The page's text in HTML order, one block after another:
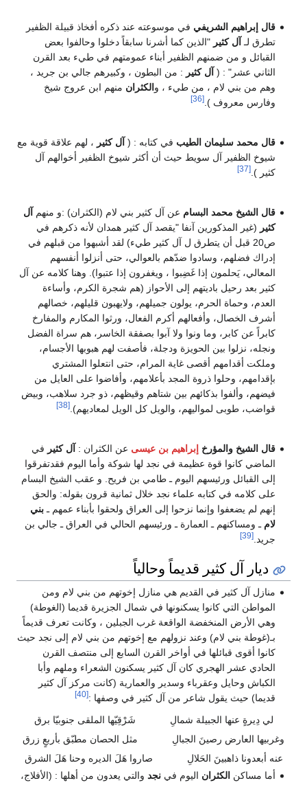
قال إبراهيم الشريفي في موسوعته عند ذكره أفخاذ قبيلة الظفير
تطرق لـ آل كثير "الذين كما أشرنا سابقاً دخلوا وحالفوا بعض
القبائل و من ضمنهم الظفير أبناء عمومتهم في طيء بعد القرن
الثاني عشر" : ( آل كثير : من البطون ، وكبيرهم جالي بن جريد ،
وهم من بني لام ، من طيء ، و الكثران منهم ابن عروج شيخ
وفارس معروف ).[36]
قال محمد سليمان الطيب في كتابه : ( آل كثير ، لهم علاقة قوية مع
شيوخ الظفير آل سويط حيث أن أكثر شيوخ الظفير أخوالهم آل
كثير ).[37]
قال الشيخ محمد البسام عن آل كثير بني لام (الكثران) :و منهم
آل
كثير (غير المذكورين آنفا "يقصد آل كثير همدان لأنه ذكرهم في
ص20 قبل أن يتطرق ل آل كثير طيء) لقد أشبهوا من قبلهم في
إدراك فضلهم، وسادوا ضدّهم بالعوالي، حتى أنزلوا أنفسهم
المعالي، يَحلمون إذا غَضِبوا ، ويغفرون إذا عتبوا). وهنا كلامه عن آل
كثير بعد رحيل باديتهم إلى الأحواز (هم شجرة الكرم، وأساءة
العدم، وحماة الحرم، يولون جميلهم، ولايهبون قليلهم، خصالهم
أشرف الخصال، وأفعالهم أكرم الفعال، ورثوا المكارم والمفارخ
كابراً عن كابر، وما ونوا ولا آبوا بصفقة الخاسر، هم سراة الفضل
ونجله، نزلوا بين الحويزة ودجلة، فأصفت لهم هبوبها الأجسام،
وملكت أقدامهم أقصى غاية المرام، حتى انتعلوا المشتري
بإقدامهم، وحلوا ذروة المجد بأعلامهم، وأفاضوا على العايل من
فيضهم، وألفوا بذكائهم بين شتاهم وقيظهم، ذو جرد سلاهب، وبيض
قواضب، طوبى لمواليهم، والويل كل الويل لمعاديهم).[38]
قال الشيخ والمؤرخ إبراهيم بن عيسى عن الكثران : آل كثير في
الماضي كانوا قوة عظيمة في نجد لها شوكة وأما اليوم فقدتفرقوا
إلى القبائل ورئيسهم اليوم ـ طامي بن فريح. و عقب الشيخ البسام
على كلامه في كتابه علماء نجد خلال ثمانية قرون بقوله: والحق
إنهم لم يضعفوا وإنما نزحوا إلى العراق ولحقوا بأبناء عمهم ـبني
لام ـ ومساكنهم ـ العمارة ـ ورئيسهم الحالي في العراق ـ جالي بن
جريد.[39]
ديار آل كثير قديماً وحالياً
منازل آل كثير في القديم هي منازل إخوتهم من بني لام ومن
المواطن التي كانوا يسكنونها في شمال الجزيرة قديما (الغوطة)
وهي الأرض المنخفضة الواقعة غرب الجبلين ، وكانت تعرف قديماً
بـ(غوطة بني لام) وعند نزولهم مع إخوتهم من بني لام إلى نجد حيث
كانوا أقوى قبائلها في أواخر القرن السابع إلى منتصف القرن
الحادي عشر الهجري كان آل كثير يسكنون الشعراء وملهم وأبا
الكباش وحايل وعقرباء وسدير والعمارية (كانت مركز آل كثير
قديما) حيث يقول شاعر من آل كثير في وصفها :[40]
لي دِيرةٍ عنها الجبيلة شمالِ
شَرْقِيّها الملقى جنوبيّا برق
وغربيها العارض رصينَ الجبالِ
مثل الحصان مطبّق بأربعٍ زرق
عنه أبعدونا ذاهبينَ الحَلالِ
صاروا هَلَ الديره وحنا هَلَ الشرق
أما مساكن الكثران اليوم فينجد والتي يعدون من أهلها : (الأفلاج،